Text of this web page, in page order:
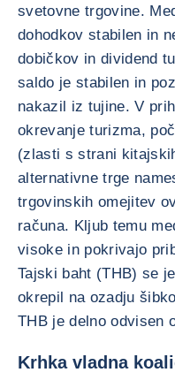
svetovne trgovine.
dohodkov stabilen in
dobičkov in dividend
saldo je stabilen in
nakazil iz tujine. V
okrevanje turizma,
(zlasti s strani
alternativne trge
trgovinskih omejitev
računa. Kljub temu
visoke in pokrivajo
Tajski baht (THB) se
okrepil na ozadju
THB je delno odvisen
Krhka vladna